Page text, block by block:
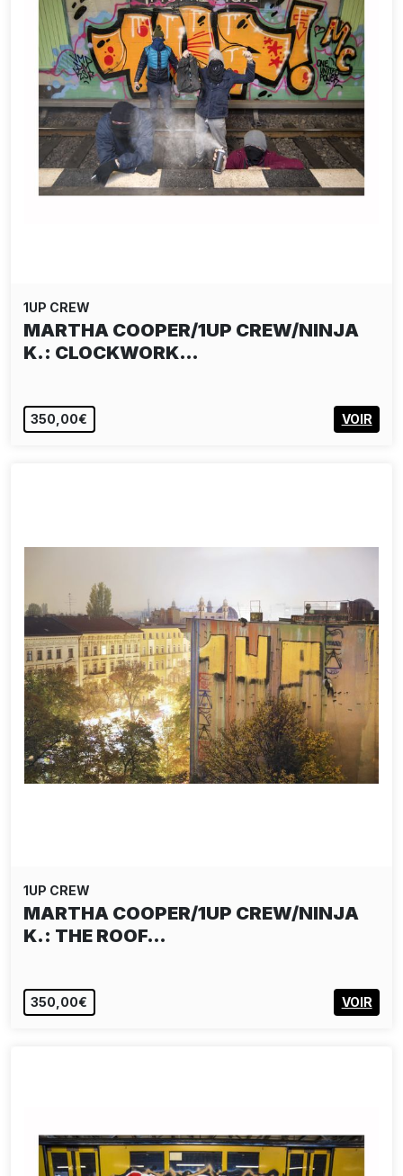
1UP CREW
MARTHA COOPER/1UP CREW/NINJA
K.: CLOCKWORK…
350,00€ VOIR
1UP CREW
MARTHA COOPER/1UP CREW/NINJA
K.: THE ROOF…
350,00€ VOIR